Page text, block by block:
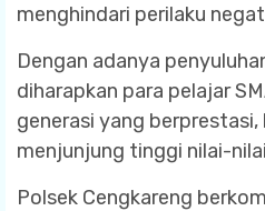
menghindari perilaku
Dengan adanya
diharapkan para pelajar
generasi yang berprestasi,
menjunjung tinggi nilai-
Polsek Cengkareng